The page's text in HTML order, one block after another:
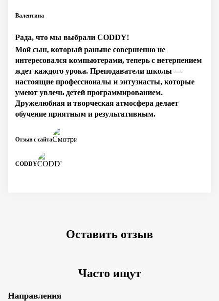
Валентина
Рада, что мы выбрали CODDY!
Мой сын, который раньше совершенно не
интересовался компьютерами, теперь с нетерпением
ждет каждого урока. Преподаватели школы —
настоящие профессионалы и энтузиасты, которые
умеют увлечь детей программированием.
Дружелюбная и творческая атмосфера делает
обучение приятным и результативным.
CODDY
Отзыв с сайта
Оставить отзыв
Часто ищут
Направления